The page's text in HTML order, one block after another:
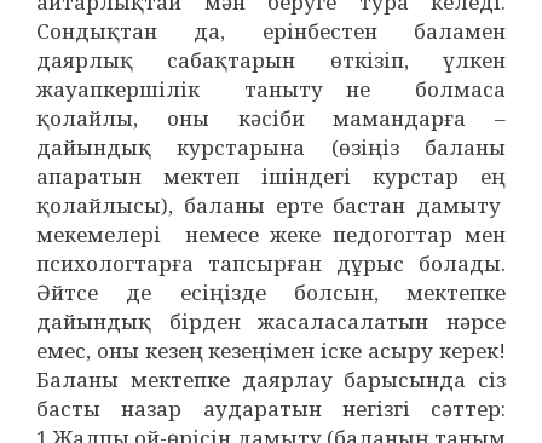
Сондықтан да, ерінбестен баламен
даярлық сабақтарын өткізіп, үлкен
жауапкершілік таныту не болмаса
қолайлы, оны кәсіби мамандарға –
дайындық курстарына (өзіңіз баланы
апаратын мектеп ішіндегі курстар ең
қолайлысы), баланы ерте бастан дамыту
мекемелері немесе жеке педогогтар мен
психологтарға тапсырған дұрыс болады.
Әйтсе де есіңізде болсын, мектепке
дайындық бірден жасаласалатын нәрсе
емес, оны кезең кезеңімен іске асыру керек!
Баланы мектепке даярлау барысында сіз
басты назар аударатын негізгі сәттер: